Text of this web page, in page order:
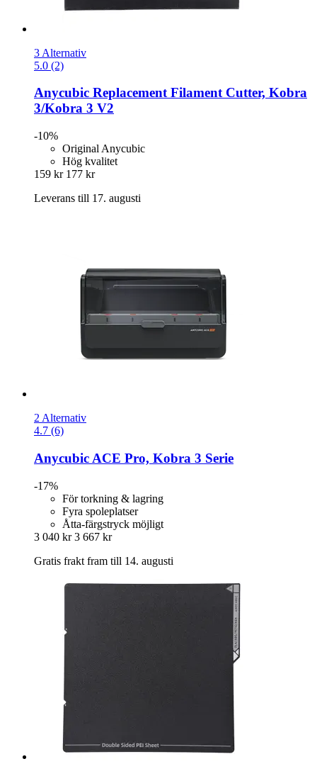
3 Alternativ
5.0 (2)
Anycubic Replacement Filament Cutter, Kobra
3/Kobra 3 V2
-10%
Original Anycubic
Hög kvalitet
159 kr 177 kr
Leverans till 17. augusti
2 Alternativ
4.7 (6)
Anycubic ACE Pro, Kobra 3 Serie
-17%
För torkning & lagring
Fyra spoleplatser
Åtta-färgstryck möjligt
3 040 kr 3 667 kr
Gratis frakt fram till 14. augusti